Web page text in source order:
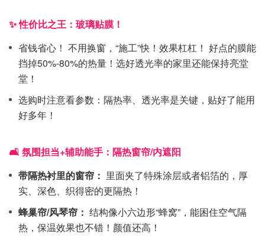
✨ 性价比之王：玻璃贴膜！
省钱省心！ 不用换窗，“施工”快！效果杠杠！ 好点的膜能
挡掉50%-80%的热量！选好透光率的家里还能保持亮堂
堂！
选购时注意看参数：隔热率、透光率是关键，贴好了能用
好多年！
🛋️ 氛围担当+辅助能手：隔热窗帘/内遮阳
带隔热衬里的窗帘： 里面夹了特殊涂层或者铝箔的，厚
实、深色、织得密的更隔热！
蜂巢帘/风琴帘： 结构像小六边形“蜂窝”，能困住空气隔
热，保温效果也不错！颜值还高！